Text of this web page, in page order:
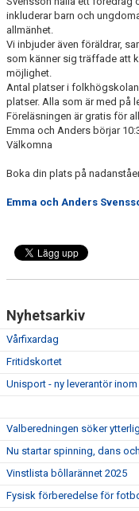
SISU
STÖDJANDE MEDLEM
BILDGALLERI
inkluderar barn och
allmänhet.
Vi inbjuder även föräldrar,
som känner sig träffade att
möjlighet.
Antal platser i
platser. Alla som är med på
Föreläsningen är gratis för
Emma och Anders börjar
Välkomna
Boka din plats på
Emma och Anders
Nyhetsarkiv
Vårfixardag
Fritidskortet
Unisport - ny leverantör
Valberedningen söker
Nu startar spinning, dans
Vinstlista bôllarännet 2025
Fysisk förberedelse för